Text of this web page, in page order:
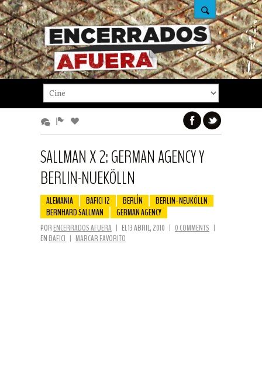
SALLMAN X 2: GERMAN AGENCY Y
BERLIN-NUEKÖLLN
ALEMANIA BAFICI 12 BERLÍN
BERLIN-NEUKÖLLN
BERNHARD SALLMAN
GERMAN AGENCY
POR ENCERRADOS AFUERA | EL 13 ABRIL, 2010 | 0 COMMENTS |
EN BAFICI | MARCAR FAVORITO